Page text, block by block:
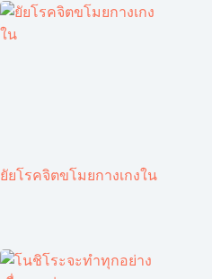
ยัยโรคจิตขโมยกางเกงใน